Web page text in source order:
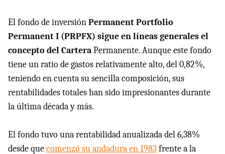
El fondo de inversiónPermanent Portfolio
Permanent I (PRPFX) sigue en líneas generales el
concepto del CarteraPermanente. Aunque este fondo
tiene un ratio de gastos relativamente alto, del 0,82%,
teniendo en cuenta su sencilla composición, sus
rentabilidades totales han sido impresionantes durante
la última década y más.
El fondo tuvo una rentabilidad anualizada del 6,38%
desde quecomenzó su andadura en 1983frente a la